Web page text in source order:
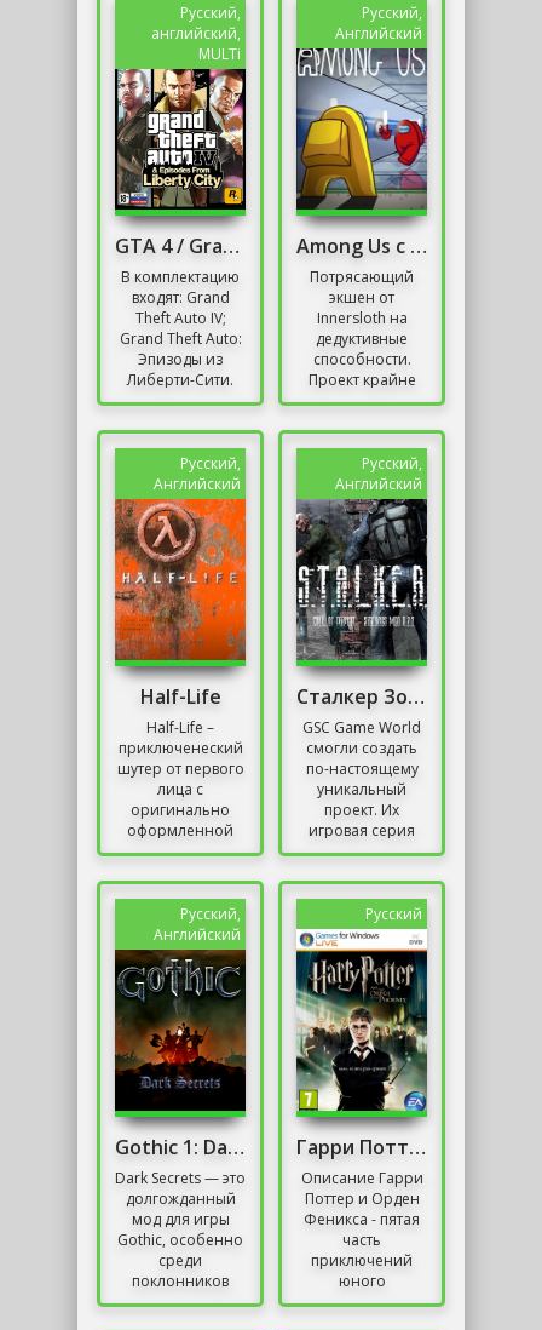
приложениями,
как...
персонажа, о чем
и
свидетельствует...
Русский,
английский,
MULTi
GTA 4 / Grand Theft Auto IV - Complete Edition
В комплектацию
входят: Grand
Theft Auto IV;
Grand Theft Auto:
Эпизоды из
Либерти-Сити.
Новая часть
рейтингам,...
Русский,
Английский
Among Us с читами
Потрясающий
экшен от
Innersloth на
дедуктивные
способности.
Проект крайне
популярный в
множество
разных премий
и...
Русский,
Английский
Half-Life
Half-Life –
приключенеский
шутер от первого
лица с
оригинально
оформленной
вселенной,
головоломок и
запутанными
лабиринтами...
Русский,
Английский
Сталкер Зов Припяти Sigerous mod 3.0
GSC Game World
смогли создать
по-настоящему
уникальный
проект. Их
игровая серия
Сталкер живёт до
создавать
модификации –
вот что...
Русский,
Английский
Gothic 1: Dark Secrets Mod/ Готика: Мрачные тайны
Dark Secrets — это
долгожданный
мод для игры
Gothic, особенно
среди
поклонников
первой части. Его
Русский
Гарри Поттер и Орден Феникса / Harry Potter and
Описание Гарри
Поттер и Орден
Феникса - пятая
часть
приключений
юного
волшебника по